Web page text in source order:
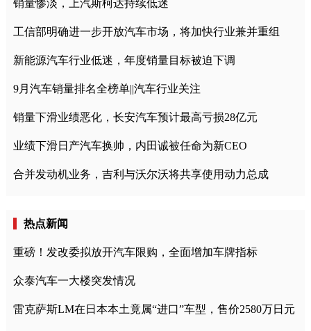
销量惨淡，上汽斯柯达持续低迷
工信部明确进一步开放汽车市场，将加快行业兼并重组
新能源汽车行业低迷，年度销量目标被迫下调
9月汽车销量排名全榜单||汽车行业关注
销量下滑业绩恶化，长安汽车预计最高亏损28亿元
业绩下滑日产汽车换帅，内田诚被任命为新CEO
合并发动机业务，吉利与沃尔沃将共享使用动力总成
热点新闻
重磅！发改委拟放开汽车限购，全面增加车牌指标
众泰汽车一大楼突发情况
雷克萨斯LM在日本本土竟属“进口”车型，售价2580万日元